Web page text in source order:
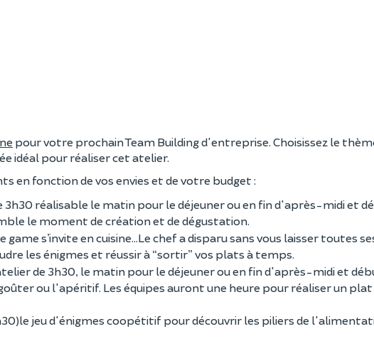
pour votre prochain Team Building d'entreprise. Choisissez le
idéal pour réaliser cet atelier.
en fonction de vos envies et de votre budget :
3h30 réalisable le matin pour le déjeuner ou en fin d'après-midi et
le moment de création et de dégustation.
game s’invite en cuisine...Le chef a disparu sans vous laisser toutes
les énigmes et réussir à “sortir” vos plats à temps.
de 3h30, le matin pour le déjeuner ou en fin d'après-midi et
ou l'apéritif. Les équipes auront une heure pour réaliser un plat
jeu d'énigmes coopétitif pour découvrir les piliers de